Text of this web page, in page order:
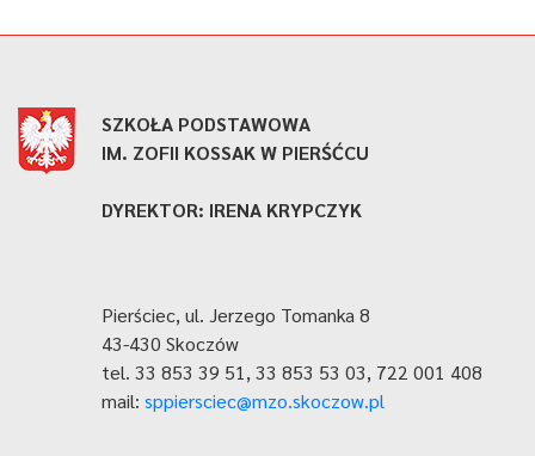
SZKOŁA PODSTAWOWA
IM. ZOFII KOSSAK W PIERŚĆCU
DYREKTOR: IRENA KRYPCZYK
Pierściec, ul. Jerzego Tomanka 8
43-430 Skoczów
tel. 33 853 39 51, 33 853 53 03, 722 001 408
mail: sppiersciec@mzo.skoczow.pl